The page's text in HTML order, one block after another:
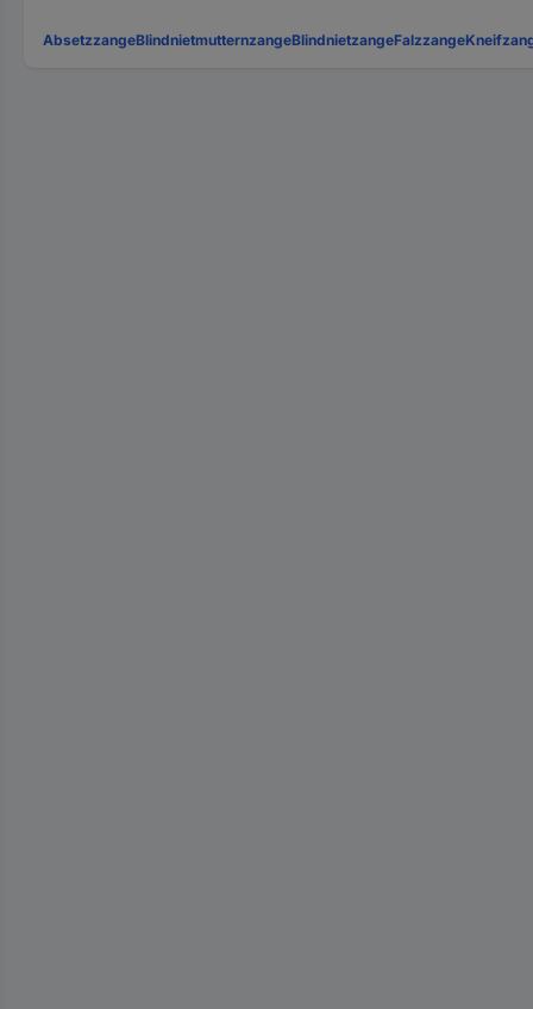
AbsetzzangeBlindnietmutternzangeBlindnietzangeFalzzange